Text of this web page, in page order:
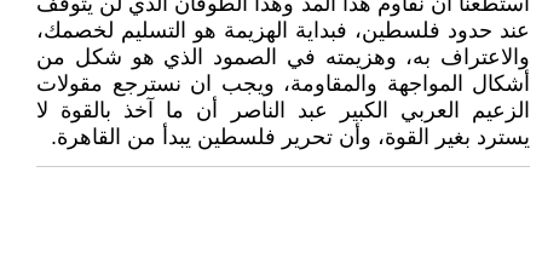
عند حدود فلسطين، فبداية الهزيمة هو التسليم لخصمك،
والاعتراف به، وهزيمته في الصمود الذي هو شكل من
أشكال المواجهة والمقاومة، ويجب ان نسترجع مقولات
الزعيم العربي الكبير عبد الناصر أن ما آخذ بالقوة لا
يسترد بغير القوة، وأن تحرير فلسطين يبدأ من القاهرة.